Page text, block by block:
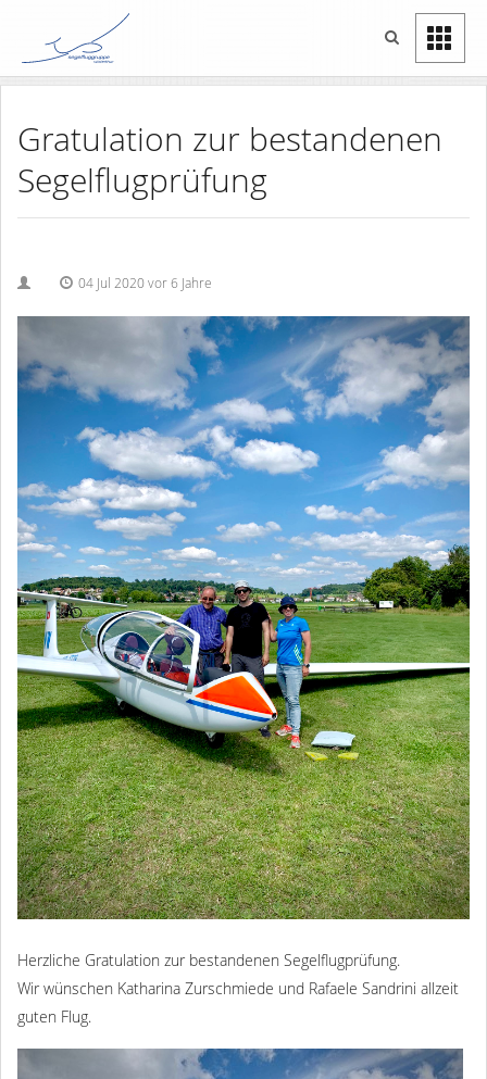
Gratulation zur bestandenen
Segelflugprüfung
04 Jul 2020 vor 6 Jahre
Herzliche Gratulation zur bestandenen Segelflugprüfung.
Wir wünschen Katharina Zurschmiede und Rafaele Sandrini allzeit
guten Flug.